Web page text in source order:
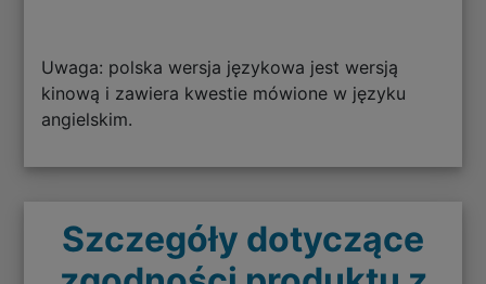
Uwaga: polska wersja językowa jest wersją
kinową i zawiera kwestie mówione w języku
angielskim.
Szczegóły dotyczące